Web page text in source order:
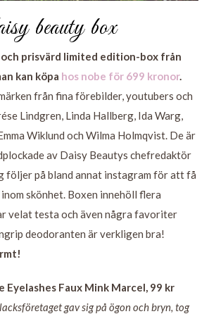
beauty box
prisvärd limited edition-box från
kan köpa hos nobe för 699 kronor.
från fina förebilder, youtubers och
Lindgren, Linda Hallberg, Ida Warg,
Wiklund och Wilma Holmqvist. De är
av Daisy Beautys chefredaktör
följer på bland annat instagram för att få
skönhet. Boxen innehöll flera
velat testa och även några favoriter
deodoranten är verkligen bra!
Eyelashes Faux Mink Marcel, 99 kr
gav sig på ögon och bryn, tog